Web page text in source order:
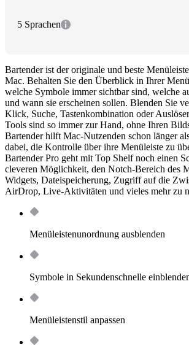
5 Sprachen
Bartender ist der originale und beste
Mac. Behalten Sie den Überblick in Ihrer
welche Symbole immer sichtbar sind, welche
und wann sie erscheinen sollen. Blenden Sie
Klick, Suche, Tastenkombination oder
Tools sind so immer zur Hand, ohne Ihren
Bartender hilft Mac-Nutzenden schon länger
dabei, die Kontrolle über ihre Menüleiste zu
Bartender Pro geht mit Top Shelf noch einen
cleveren Möglichkeit, den Notch-Bereich des
Widgets, Dateispeicherung, Zugriff auf die
AirDrop, Live-Aktivitäten und vieles mehr zu
Menüleistenunordnung ausblenden
Symbole in Sekundenschnelle
Menüleistenstil anpassen